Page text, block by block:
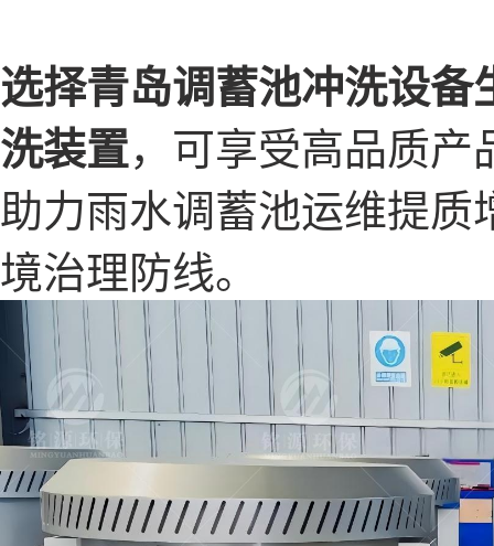
选择青岛调蓄池冲洗设
洗装置，可享受高品质
助力雨水调蓄池运维提
境治理防线。